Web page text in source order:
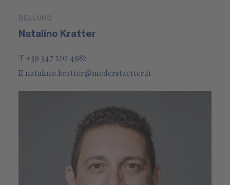
BELLUNO
Natalino Kratter
T +39 347 120 4982
E natalino.kratter@niederstaetter.it